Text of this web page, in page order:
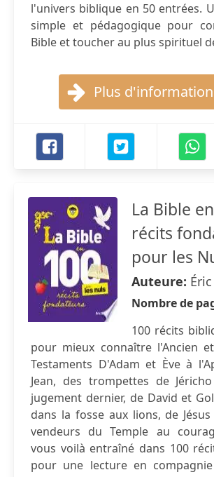
l'univers biblique en 50 entrées.
simple et pédagogique pour
Bible et toucher au plus spirituel
Plus
La Bible
récits
pour les
Auteure:
Nombre de
100 récits
pour mieux connaître l'Ancien
Testaments D'Adam et Ève à
Jean, des trompettes de
jugement dernier, de David et
dans la fosse aux lions, de
vendeurs du Temple au
vous voilà entraîné dans 100
pour une lecture en